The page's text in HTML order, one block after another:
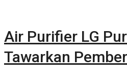
Air Purifier LG
Tawarkan